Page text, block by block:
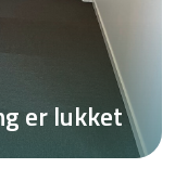
er lukket